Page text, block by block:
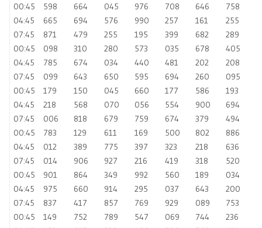
00:45
598 664 045 976 708 646
758
04:45
665 694 576 990 257 161
255
07:45
871 479 255 195 399 682
289
00:45
098 310 280 573 035 678
405
04:45
785 674 034 440 481 202
208
07:45
099 643 650 595 694 260
095
00:45
179 150 045 660 177 586
193
04:45
218 568 070 056 554 900
694
07:45
006 818 679 759 674 379
494
00:45
783 129 611 169 500 802
886
04:45
012 389 775 397 323 218
636
07:45
014 906 927 216 419 318
520
00:45
901 864 349 992 560 189
034
04:45
975 660 914 295 037 643
200
07:45
837 417 857 769 929 089
753
00:45
149 752 789 547 069 744
236